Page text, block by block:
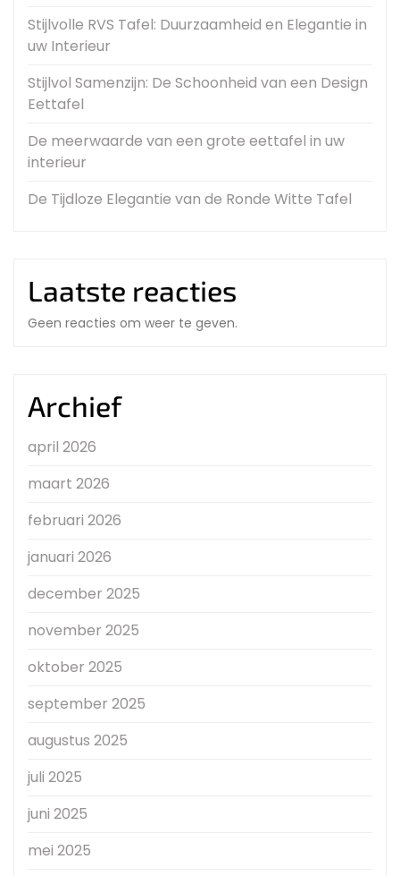
Stijlvolle RVS Tafel: Duurzaamheid en Elegantie in
uw Interieur
Stijlvol Samenzijn: De Schoonheid van een Design
Eettafel
De meerwaarde van een grote eettafel in uw
interieur
De Tijdloze Elegantie van de Ronde Witte Tafel
Laatste reacties
Geen reacties om weer te geven.
Archief
april 2026
maart 2026
februari 2026
januari 2026
december 2025
november 2025
oktober 2025
september 2025
augustus 2025
juli 2025
juni 2025
mei 2025